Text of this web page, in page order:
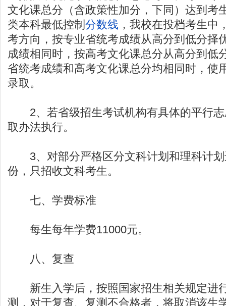
文化课总分（含政策性加分，下同）达到考
类本科最低控制 分数线 ，我校在投档考生中
考方向，按专业省统考成绩从高分到低分择
成绩相同时，按高考文化课总分从高分到低
省统考成绩和高考文化课总分均相同时，使
录取。
2、若省级招生考试机构有具体的平行志
取办法执行。
3、对部分严格区分文科计划和理科计划
份，只招收文科考生。
七、学费标准
每生每年学费11000元。
八、复查
新生入学后，按照国家招生相关规定进
测，对于复查、复测不合格者，将取消该生